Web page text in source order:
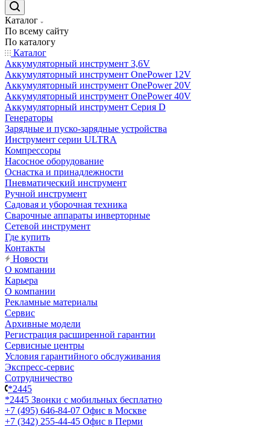
Каталог
По всему сайту
По каталогу
Каталог
Аккумуляторный инструмент 3,6V
Аккумуляторный инструмент OnePower 12V
Аккумуляторный инструмент OnePower 20V
Аккумуляторный инструмент OnePower 40V
Аккумуляторный инструмент Серия D
Генераторы
Зарядные и пуско-зарядные устройства
Инструмент серии ULTRA
Компрессоры
Насосное оборудование
Оснастка и принадлежности
Пневматический инструмент
Ручной инструмент
Садовая и уборочная техника
Сварочные аппараты инверторные
Сетевой инструмент
Где купить
Контакты
Новости
О компании
Карьера
О компании
Рекламные материалы
Сервис
Архивные модели
Регистрация расширенной гарантии
Сервисные центры
Условия гарантийного обслуживания
Экспресс-сервис
Сотрудничество
*2445
*2445 Звонки с мобильных бесплатно
+7 (495) 646-84-07 Офис в Москве
+7 (342) 255-44-45 Офис в Перми